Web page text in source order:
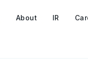
About IR